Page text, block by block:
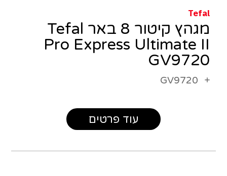
Tefal
מגהץ קיטור 8 באר Tefal
Pro Express Ultimate II
GV9720
GV9720
עוד פרטים